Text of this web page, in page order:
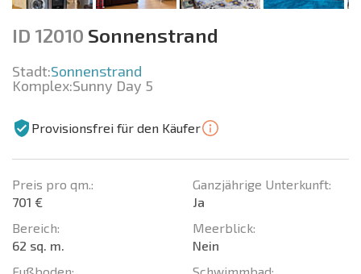
ID 12010 Sonnenstrand
Stadt:Sonnenstrand
Komplex:Sunny Day 5
Provisionsfrei für den Käufer
Preis pro qm.:
701 €
Bereich:
62 sq. m.
Fußboden:
Ganzjährige Unterkunft:
Ja
Meerblick:
Nein
Schwimmbad: